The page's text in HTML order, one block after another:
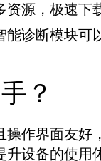
资源，极速下
能诊断模块可
？
作界面友
设备的使